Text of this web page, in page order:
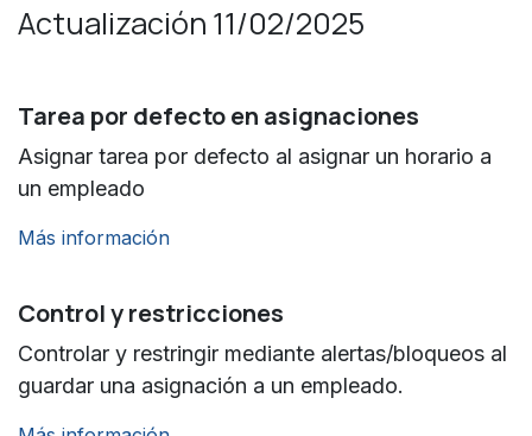
Actualización 11/02/2025
Tarea por defecto en asignaciones
Asignar tarea por defecto al asignar un horario a
un empleado
Más información
Control y restricciones
Controlar y restringir mediante alertas/bloqueos al
guardar una asignación a un empleado.